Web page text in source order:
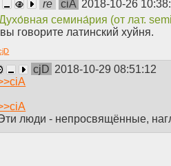
re ciA 2018-10-26
семина́рия (от лат.
говорите латинский хуйня.
cjD 2018-10-29 08:51:12
ciA
ciA
люди - непросвящённые,